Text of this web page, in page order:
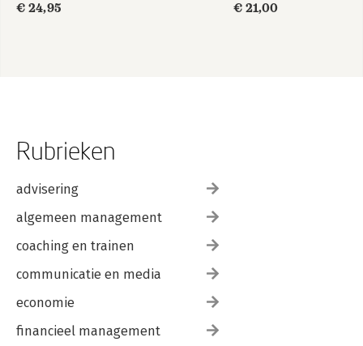
€ 24,95
€ 21,00
Rubrieken
advisering
algemeen management
coaching en trainen
communicatie en media
economie
financieel management